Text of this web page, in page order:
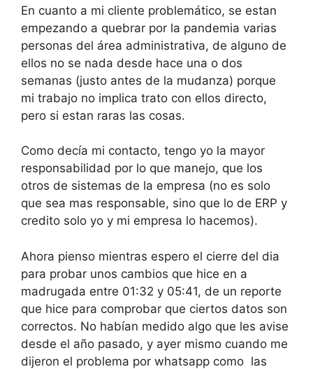
En cuanto a mi cliente problemático, se estan
empezando a quebrar por la pandemia varias
personas del área administrativa, de alguno de
ellos no se nada desde hace una o dos
semanas (justo antes de la mudanza) porque
mi trabajo no implica trato con ellos directo,
pero si estan raras las cosas.
Como decía mi contacto, tengo yo la mayor
responsabilidad por lo que manejo, que los
otros de sistemas de la empresa (no es solo
que sea mas responsable, sino que lo de ERP y
credito solo yo y mi empresa lo hacemos).
Ahora pienso mientras espero el cierre del dia
para probar unos cambios que hice en a
madrugada entre 01:32 y 05:41, de un reporte
que hice para comprobar que ciertos datos son
correctos. No habían medido algo que les avise
desde el año pasado, y ayer mismo cuando me
dijeron el problema por whatsapp como las